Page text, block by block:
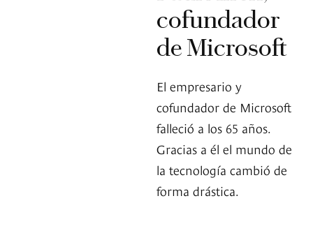
cofundador
de Microsoft
El empresario y
cofundador de Microsoft
falleció a los 65 años.
Gracias a él el mundo de
la tecnología cambió de
forma drástica.